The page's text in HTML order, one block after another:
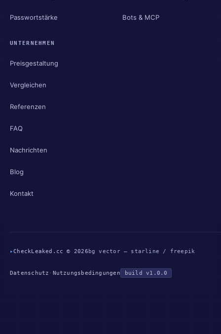
Passwortstärke Bots & MCP
UNTERNEHMEN
Preisgestaltung
Vergleichen
Referenzen
FAQ
Nachrichten
Blog
Kontakt
▸CheckLeaked.cc © 2026 bg vector — starline / freepik
Datenschutz · Nutzungsbedingungen build v1.0.0